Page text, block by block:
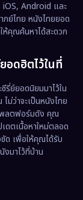
(221)
(36)
(369)
(331)
(9)
(57)
iOS, Android และ
กย์ไทย หนังไทยยอด
คุณค้นหาได้สะดวก
อดฮิตไว้ในที่
รี่ย์ยอดนิยมมาไว้ใน
ม่ว่าจะเป็นหนังไทย
พลตฟอร์มดัง คุณ
ดตเนื้อหาใหม่ตลอด
ด เพื่อให้คุณได้รับ
มาไว้ที่บ้าน